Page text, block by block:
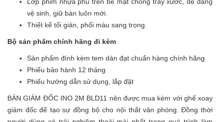
Lớp phim nhựa phủ trên bề mặt chống trầy xước, dễ dàng
vệ sinh, giữ bàn luôn mới.
Thiết kế tối giản, phối màu sang trọng.
Bộ sản phẩm chính hãng đi kèm
Sản phẩm đính kèm tem dán đạt chuẩn hàng chính hãng
Phiếu bảo hành 12 tháng
Phiếu hướng dẫn sử dụng, lắp đặt
BÀN GIÁM ĐỐC INO 2M BLD11 nên được mua kèm với ghế xoay
giám đốc để tạo sự đồng bộ cho nội thất văn phòng. Đồng thời